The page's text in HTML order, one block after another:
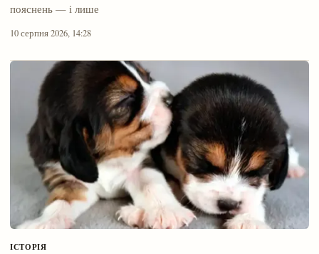
пояснень — і лише
10 серпня 2026, 14:28
ІСТОРІЯ